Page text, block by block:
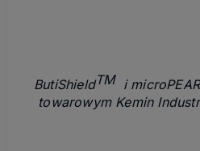
ButiShieldTM i
towarowym Kemin